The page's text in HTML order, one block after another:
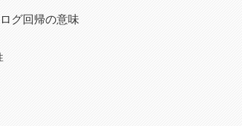
グ回帰の意味